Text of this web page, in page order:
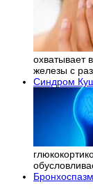
охватывает
железы с
Синдром
Бронхоспазм